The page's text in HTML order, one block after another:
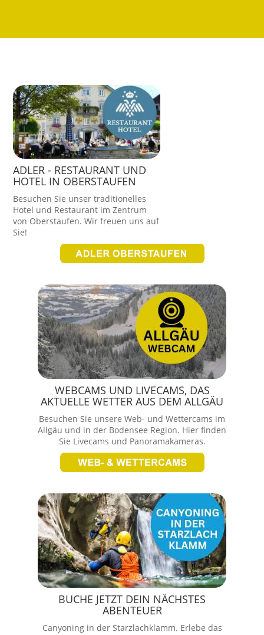
ADLER - RESTAURANT UND
HOTEL IN OBERSTAUFEN
Besuchen Sie unser traditionelles
Hotel und Restaurant im Zentrum
von Oberstaufen. Wir freuen uns auf
Sie!
WEBCAMS UND LIVECAMS, DAS
AKTUELLE WETTER AUS DEM ALLGÄU
Besuchen Sie unsere Web- und Wettercams im
Allgäu und in der Bodensee Region. Hier finden
Sie Livecams und Panoramakameras.
BUCHE JETZT DEIN NÄCHSTES
ABENTEUER
Canyoning in der Starzlachklamm. Erlebe das